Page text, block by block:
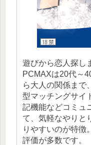
遊びから恋人探し
PCMAXは20代～
ら大人の関係まで
型マッチングサイ
記機能などコミュ
て、気軽なやりと
りやすいのが特徴
評価が多数です。